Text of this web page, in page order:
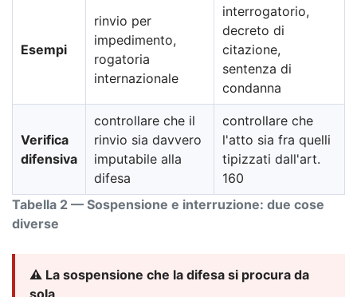
Tabella 2 — Sospensione e interruzione: due cose
diverse
Esempi
rinvio per
impedimento,
rogatoria
internazionale
interrogatorio,
decreto di
citazione,
sentenza di
condanna
Verifica
difensiva
controllare che il
rinvio sia davvero
imputabile alla
difesa
controllare che
l'atto sia fra quelli
tipizzati dall'art.
160
⚠️ La sospensione che la difesa si procura da
sola